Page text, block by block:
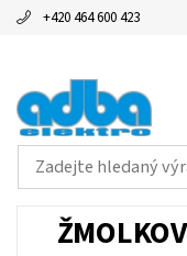
+420 464 600 423